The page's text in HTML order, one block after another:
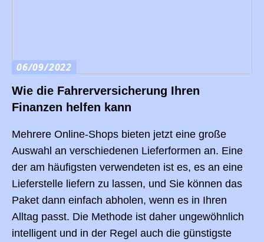
06/09/2022
Wie die Fahrerversicherung Ihren
Finanzen helfen kann
Mehrere Online-Shops bieten jetzt eine große
Auswahl an verschiedenen Lieferformen an. Eine
der am häufigsten verwendeten ist es, es an eine
Lieferstelle liefern zu lassen, und Sie können das
Paket dann einfach abholen, wenn es in Ihren
Alltag passt. Die Methode ist daher ungewöhnlich
intelligent und in der Regel auch die günstigste